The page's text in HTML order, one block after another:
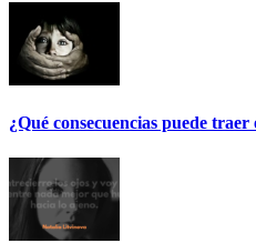
¿Qué consecuencias puede